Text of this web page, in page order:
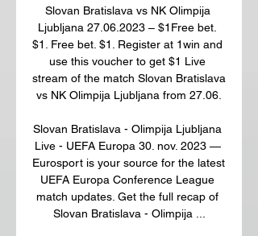
Slovan Bratislava vs NK Olimpija
Ljubljana 27.06.2023 – $1Free bet.
$1. Free bet. $1. Register at 1win and
use this voucher to get $1 Live
stream of the match Slovan Bratislava
vs NK Olimpija Ljubljana from 27.06.
Slovan Bratislava - Olimpija Ljubljana
Live - UEFA Europa 30. nov. 2023 —
Eurosport is your source for the latest
UEFA Europa Conference League
match updates. Get the full recap of
Slovan Bratislava - Olimpija ...